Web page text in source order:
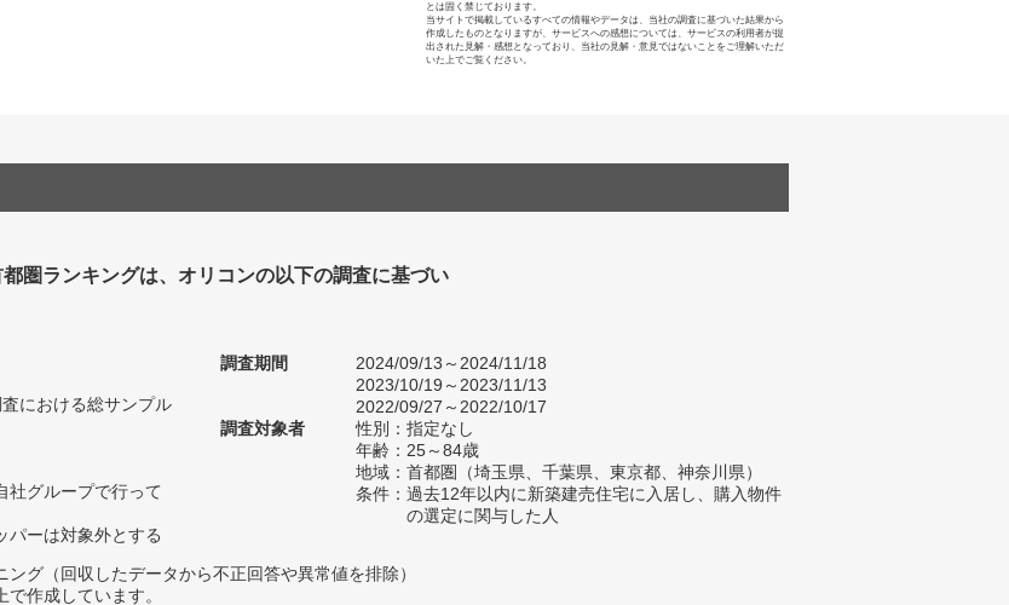
とは固く禁じております。
当サイトで掲載しているすべての情報やデータは、当社の調査に基づいた結果から
作成したものとなりますが、サービスへの感想については、サービスの利用者が提
出された見解・感想となっており、当社の見解・意見ではないことをご理解いただ
いた上でご覧ください。
圏ランキングは、オリコンの以下の調査に基づい
における総サンプル
社グループで行って
パーは対象外とする
調査期間
2024/09/13～2024/11/18
2023/10/19～2023/11/13
2022/09/27～2022/10/17
調査対象者
性別：指定なし
年齢：25～84歳
地域：首都圏（埼玉県、千葉県、東京都、神奈川県）
条件：過去12年以内に新築建売住宅に入居し、購入物件
の選定に関与した人
グ（回収したデータから不正回答や異常値を排除）
作成しています。